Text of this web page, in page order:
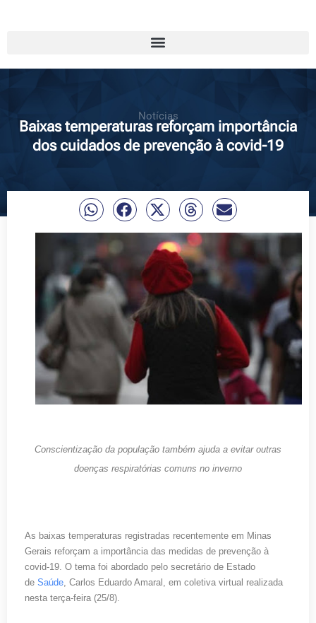
Notícias
Baixas temperaturas reforçam importância
dos cuidados de prevenção à covid-19
Conscientização da população também ajuda a evitar outras
doenças respiratórias comuns no inverno
As baixas temperaturas registradas recentemente em Minas
Gerais reforçam a importância das medidas de prevenção à
covid-19. O tema foi abordado pelo secretário de Estado
de Saúde, Carlos Eduardo Amaral, em coletiva virtual realizada
nesta terça-feira (25/8).